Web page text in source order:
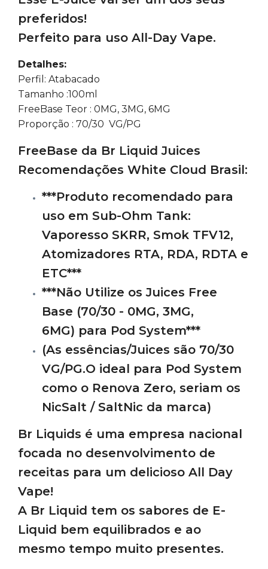
preferidos!
Perfeito para uso All-Day Vape.
Detalhes:
Perfil: Atabacado
Tamanho :100ml
FreeBase Teor : 0MG, 3MG, 6MG
Proporção : 70/30 VG/PG
FreeBase da Br Liquid Juices
Recomendações White Cloud Brasil:
***Produto recomendado para
uso em Sub-Ohm Tank:
Vaporesso SKRR, Smok TFV12,
Atomizadores RTA, RDA, RDTA e
ETC***
***Não Utilize os Juices Free
Base (70/30 - 0MG, 3MG,
6MG) para Pod System***
(As essências/Juices são 70/30
VG/PG.O ideal para Pod System
como o Renova Zero, seriam os
NicSalt / SaltNic da marca)
Br Liquids é uma empresa nacional
focada no desenvolvimento de
receitas para um delicioso All Day
Vape!
A Br Liquid tem os sabores de E-
Liquid bem equilibrados e ao
mesmo tempo muito presentes.